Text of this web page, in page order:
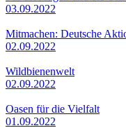
03.09.2022
Mitmachen: Deutsche
02.09.2022
Wildbienenwelt
02.09.2022
Oasen für die Vielfalt
01.09.2022